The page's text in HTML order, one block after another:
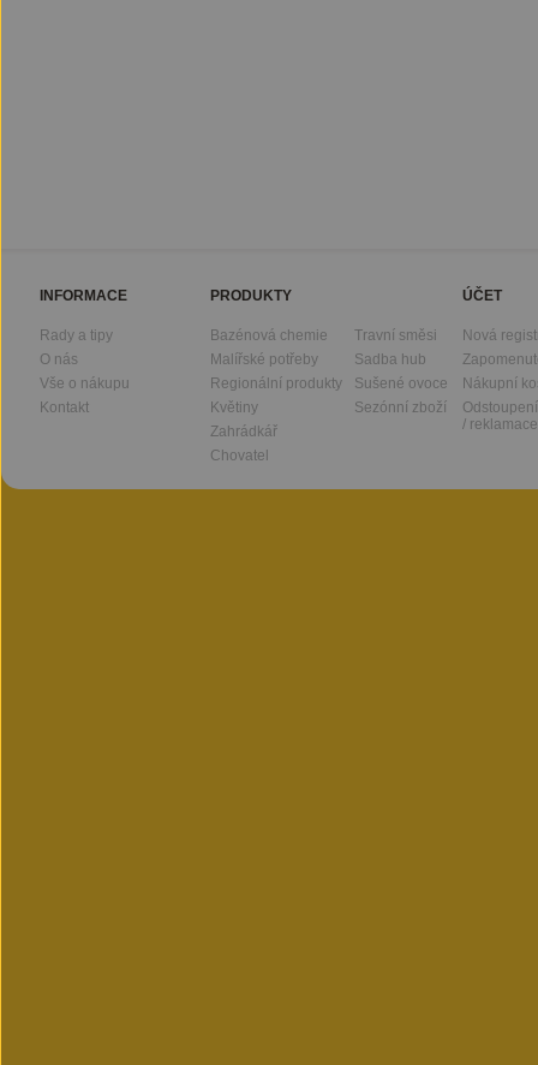
INFORMACE PRODUKTY ÚČET
Rady a tipy
O nás
Vše o nákupu
Kontakt
Bazénová chemie
Malířské potřeby
Regionální produkty
Květiny
Zahrádkář
Chovatel
Travní směsi
Sadba hub
Sušené ovoce
Sezónní zboží
Nová
Nákupní
/ reklamace